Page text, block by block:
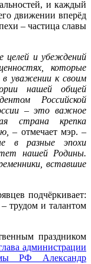
и каждый
движении вперёд
– частица славы
целей и убеждений
которые
в уважении к своим
нашей общей
Российской
– это важное
страна крепка
– отмечает мэр. –
в разные эпохи
нашей Родины.
вставшие
подчёркивает:
– трудом и талантом
праздником
администрации
РФ Александр